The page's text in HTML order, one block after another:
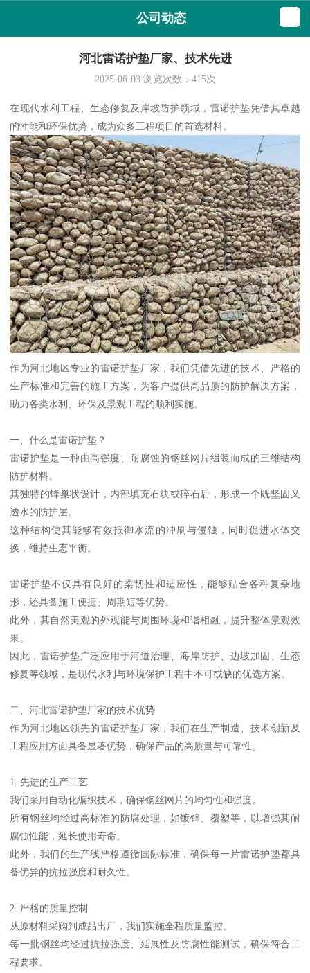
公司动态
河北雷诺护垫厂家、技术先进
2025-06-03浏览次数： 415次
在现代水利工程、生态修复及岸坡防护领域，雷诺护垫凭借其卓越
的性能和环保优势，成为众多工程项目的首选材料。
作为河北地区专业的雷诺护垫厂家，我们凭借先进的技术、严格的
生产标准和完善的施工方案，为客户提供高品质的防护解决方案，
助力各类水利、环保及景观工程的顺利实施。
一、什么是雷诺护垫？
雷诺护垫是一种由高强度、耐腐蚀的钢丝网片组装而成的三维结构
防护材料。
其独特的蜂巢状设计，内部填充石块或碎石后，形成一个既坚固又
透水的防护层。
这种结构使其能够有效抵御水流的冲刷与侵蚀，同时促进水体交
换，维持生态平衡。
雷诺护垫不仅具有良好的柔韧性和适应性，能够贴合各种复杂地
形，还具备施工便捷、周期短等优势。
此外，其自然美观的外观能与周围环境和谐相融，提升整体景观效
果。
因此，雷诺护垫广泛应用于河道治理、海岸防护、边坡加固、生态
修复等领域，是现代水利与环境保护工程中不可或缺的优选方案。
二、河北雷诺护垫厂家的技术优势
作为河北地区领先的雷诺护垫厂家，我们在生产制造、技术创新及
工程应用方面具备显著优势，确保产品的高质量与可靠性。
1. 先进的生产工艺
我们采用自动化编织技术，确保钢丝网片的均匀性和强度。
所有钢丝均经过高标准的防腐处理，如镀锌、覆塑等，以增强其耐
腐蚀性能，延长使用寿命。
此外，我们的生产线严格遵循国际标准，确保每一片雷诺护垫都具
备优异的抗拉强度和耐久性。
2. 严格的质量控制
从原材料采购到成品出厂，我们实施全程质量监控。
每一批钢丝均经过抗拉强度、延展性及防腐性能测试，确保符合工
程要求。